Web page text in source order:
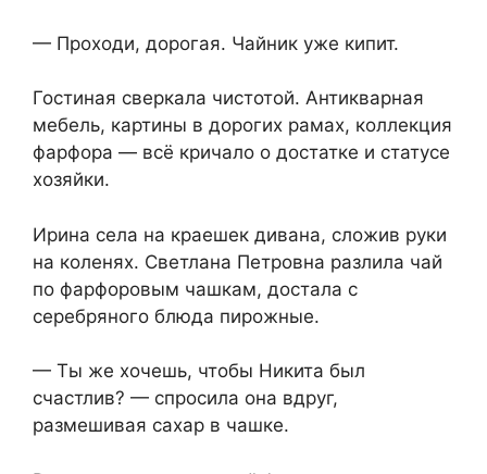
— Проходи, дорогая. Чайник уже кипит.
Гостиная сверкала чистотой. Антикварная
мебель, картины в дорогих рамах, коллекция
фарфора — всё кричало о достатке и статусе
хозяйки.
Ирина села на краешек дивана, сложив руки
на коленях. Светлана Петровна разлила чай
по фарфоровым чашкам, достала с
серебряного блюда пирожные.
— Ты же хочешь, чтобы Никита был
счастлив? — спросила она вдруг,
размешивая сахар в чашке.